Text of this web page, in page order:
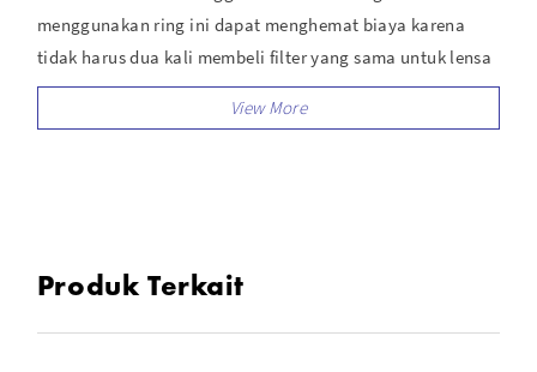
menggunakan ring ini dapat menghemat biaya karena
tidak harus dua kali membeli filter yang sama untuk lensa
yang berbeda ukurannya.
Produk Terkait